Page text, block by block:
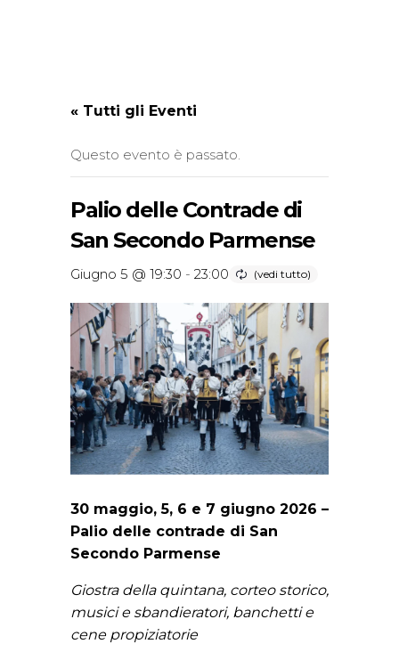
« Tutti gli Eventi
Questo evento è passato.
Palio delle Contrade di
San Secondo Parmense
Giugno 5 @ 19:30 - 23:00
30 maggio, 5, 6 e 7 giugno 2026 –
Palio delle contrade di San
Secondo Parmense
Giostra della quintana, corteo storico,
musici e sbandieratori, banchetti e
cene propiziatorie